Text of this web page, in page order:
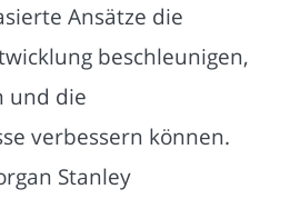
Ansätze die
beschleunigen,
und die
verbessern können.
Stanley